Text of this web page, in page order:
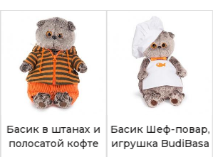
Басик Шеф-повар,
игрушка BudiBasa
Кот Басик в
пиджаке в